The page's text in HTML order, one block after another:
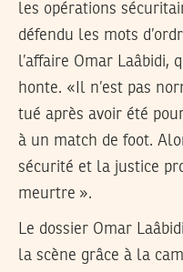
les opérations
défendu les mots
l’affaire Omar Laâbidi,
honte. «Il n’est pas
tué après avoir été
à un match de foot.
sécurité et la justice
meurtre ».
Le dossier Omar
la scène grâce à la